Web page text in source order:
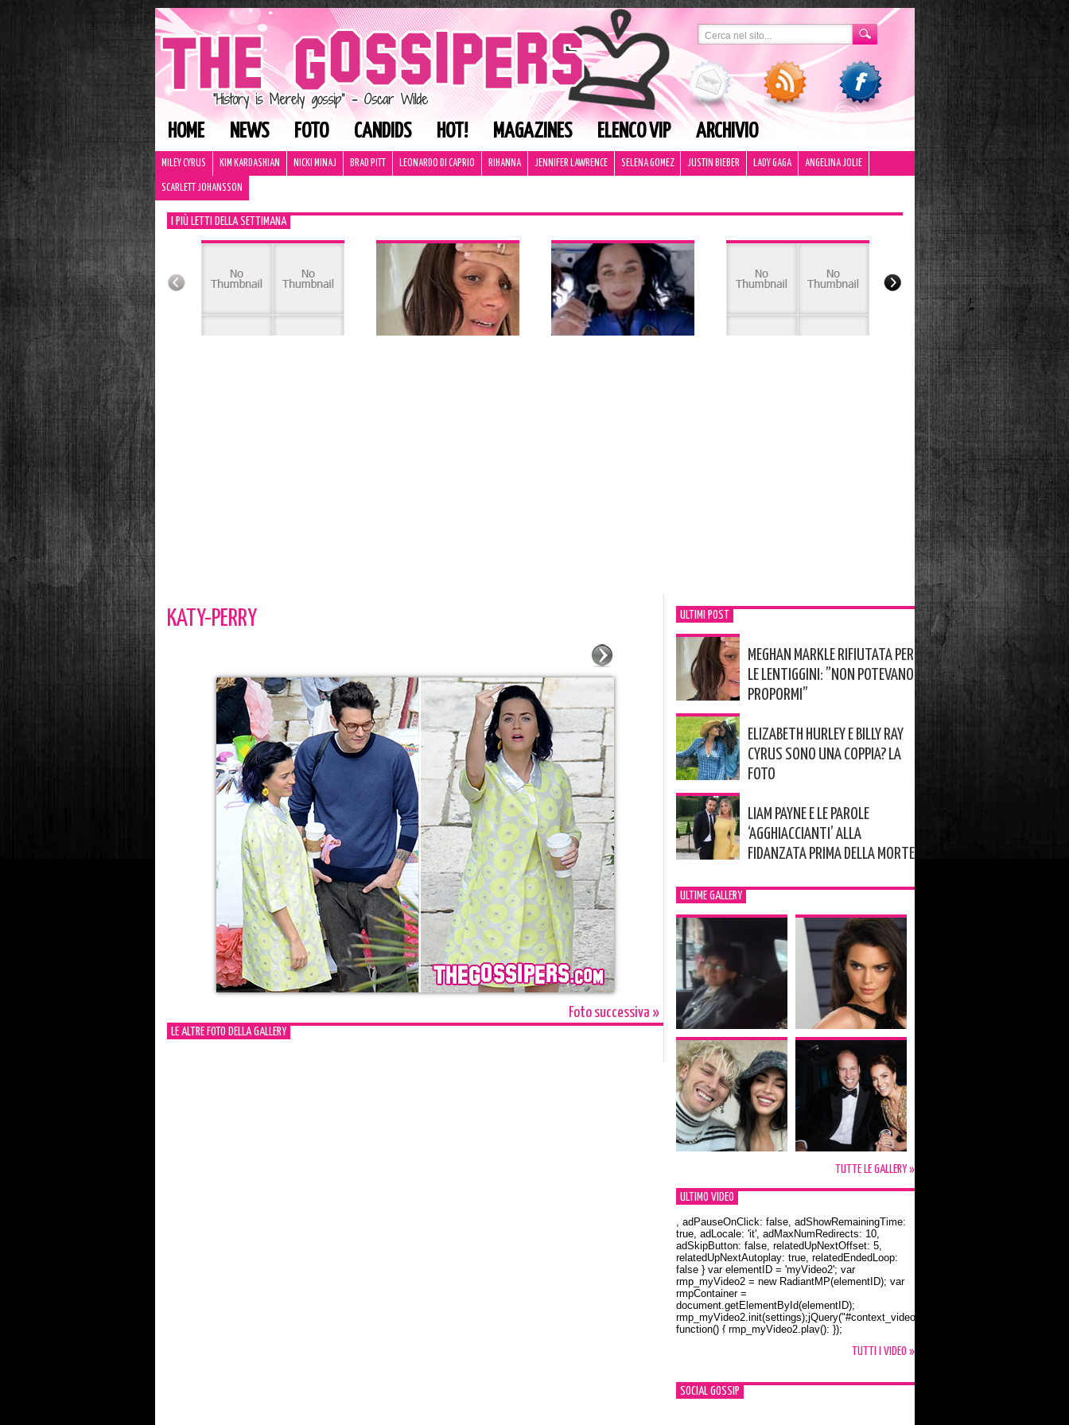
HOME NEWS FOTO CANDIDS HOT! MAGAZINES ELENCO VIP ARCHIVIO
MILEY CYRUS KIM KARDASHIAN NICKI MINAJ BRAD PITT LEONARDO DI CAPRIO RIHANNA JENNIFER LAWRENCE SELENA GOMEZ JUSTIN BIEBER LADY GAGA ANGELINA JOLIE
SCARLETT JOHANSSON
I PIÙ LETTI DELLA SETTIMANA
KATY-PERRY
Foto successiva »
LE ALTRE FOTO DELLA GALLERY
ULTIMI POST
MEGHAN MARKLE RIFIUTATA PER
LE LENTIGGINI: ”NON POTEVANO
PROPORMI”
ELIZABETH HURLEY E BILLY RAY
CYRUS SONO UNA COPPIA? LA
FOTO
LIAM PAYNE E LE PAROLE
‘AGGHIACCIANTI’ ALLA
FIDANZATA PRIMA DELLA MORTE
ULTIME GALLERY
TUTTE LE GALLERY »
ULTIMO VIDEO
Orlando Bloom e la t-shirt dedicata a Flynn
, adPauseOnClick: false, adShowRemainingTime:
true, adLocale: 'it', adMaxNumRedirects: 10,
adSkipButton: false, relatedUpNextOffset: 5,
relatedUpNextAutoplay: true, relatedEndedLoop:
false } var elementID = 'myVideo2'; var
rmp_myVideo2 = new RadiantMP(elementID); var
rmpContainer =
document.getElementById(elementID);
rmp_myVideo2.init(settings);jQuery("#context_video2").one("mouseover",
function() { rmp_myVideo2.play(); });
TUTTI I VIDEO »
SOCIAL GOSSIP